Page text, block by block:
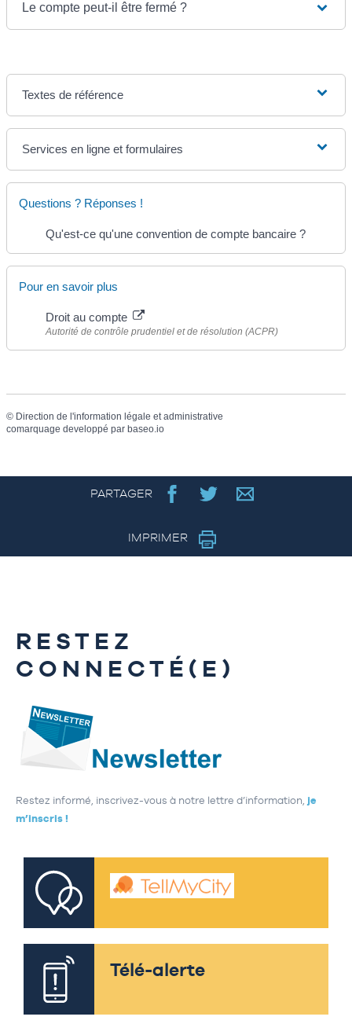
Le compte peut-il être fermé ?
Textes de référence
Services en ligne et formulaires
Questions ? Réponses !
Qu'est-ce qu'une convention de compte bancaire ?
Pour en savoir plus
Droit au compte
Autorité de contrôle prudentiel et de résolution (ACPR)
© Direction de l'information légale et administrative
comarquage developpé par baseo.io
PARTAGER
IMPRIMER
RESTEZ
CONNECTÉ(E)
Restez informé, inscrivez-vous à notre lettre d’information, je
m’inscris !
Télé-alerte